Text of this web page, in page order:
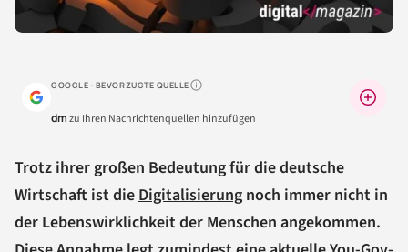
GOOGLE · BEVORZUGTE QUELLEWarum lohnt sich das?
dmzu Ihren Nachrichtenquellen hinzufügen
Trotz ihrer großen Bedeutung für die deutsche
Wirtschaft ist die Digitalisierung noch immer nicht in
der Lebenswirklichkeit der Menschen angekommen.